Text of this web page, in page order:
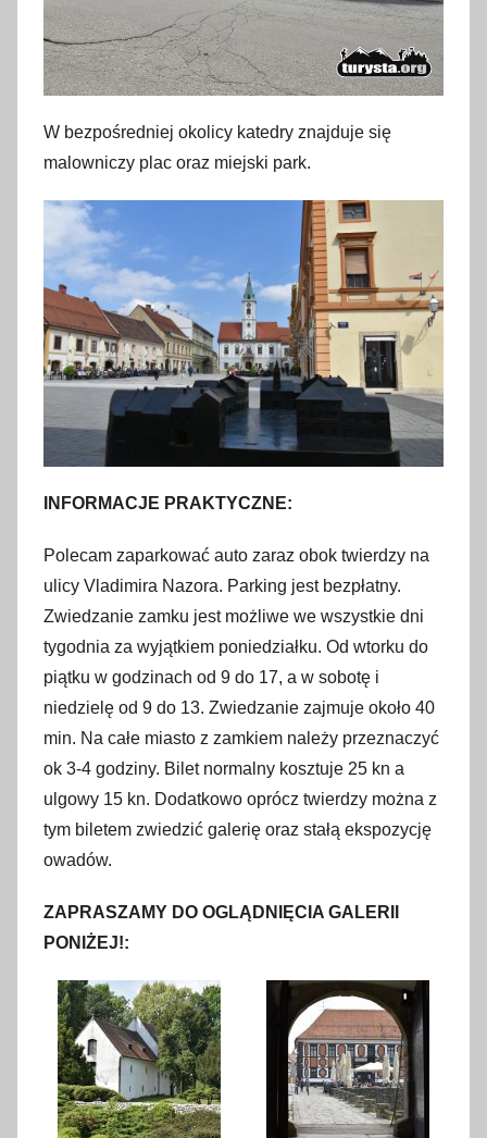
W bezpośredniej okolicy katedry znajduje się
malowniczy plac oraz miejski park.
INFORMACJE PRAKTYCZNE:
Polecam zaparkować auto zaraz obok twierdzy na
ulicy Vladimira Nazora. Parking jest bezpłatny.
Zwiedzanie zamku jest możliwe we wszystkie dni
tygodnia za wyjątkiem poniedziałku. Od wtorku do
piątku w godzinach od 9 do 17, a w sobotę i
niedzielę od 9 do 13. Zwiedzanie zajmuje około 40
min. Na całe miasto z zamkiem należy przeznaczyć
ok 3-4 godziny. Bilet normalny kosztuje 25 kn a
ulgowy 15 kn. Dodatkowo oprócz twierdzy można z
tym biletem zwiedzić galerię oraz stałą ekspozycję
owadów.
ZAPRASZAMY DO OGLĄDNIĘCIA GALERII
PONIŻEJ!: